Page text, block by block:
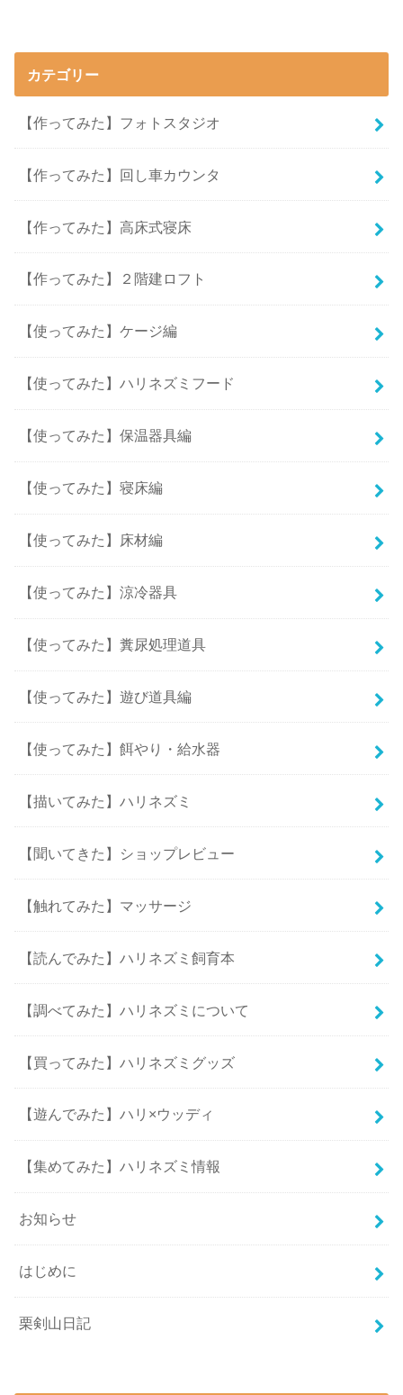
カテゴリー
【作ってみた】フォトスタジオ
【作ってみた】回し車カウンタ
【作ってみた】高床式寝床
【作ってみた】２階建ロフト
【使ってみた】ケージ編
【使ってみた】ハリネズミフード
【使ってみた】保温器具編
【使ってみた】寝床編
【使ってみた】床材編
【使ってみた】涼冷器具
【使ってみた】糞尿処理道具
【使ってみた】遊び道具編
【使ってみた】餌やり・給水器
【描いてみた】ハリネズミ
【聞いてきた】ショップレビュー
【触れてみた】マッサージ
【読んでみた】ハリネズミ飼育本
【調べてみた】ハリネズミについて
【買ってみた】ハリネズミグッズ
【遊んでみた】ハリ×ウッディ
【集めてみた】ハリネズミ情報
お知らせ
はじめに
栗剣山日記